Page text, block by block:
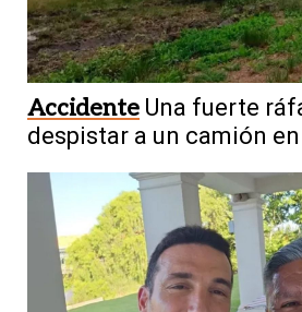
Accidente Una fuerte
despistar a un camión